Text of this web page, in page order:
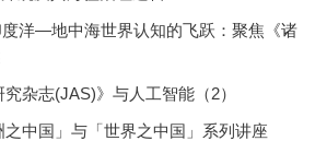
洋—地中海世界认知的飞跃：聚焦《诸
杂志(JAS)》与人工智能（2）
中国」与「世界之中国」系列讲座